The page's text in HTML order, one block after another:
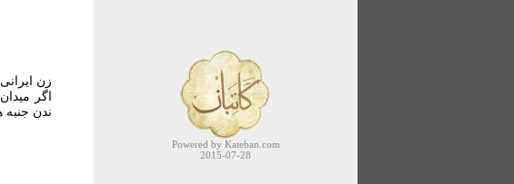
Powered by Kateban.com
2015-07-28
زن
اگر
ندن جنبه